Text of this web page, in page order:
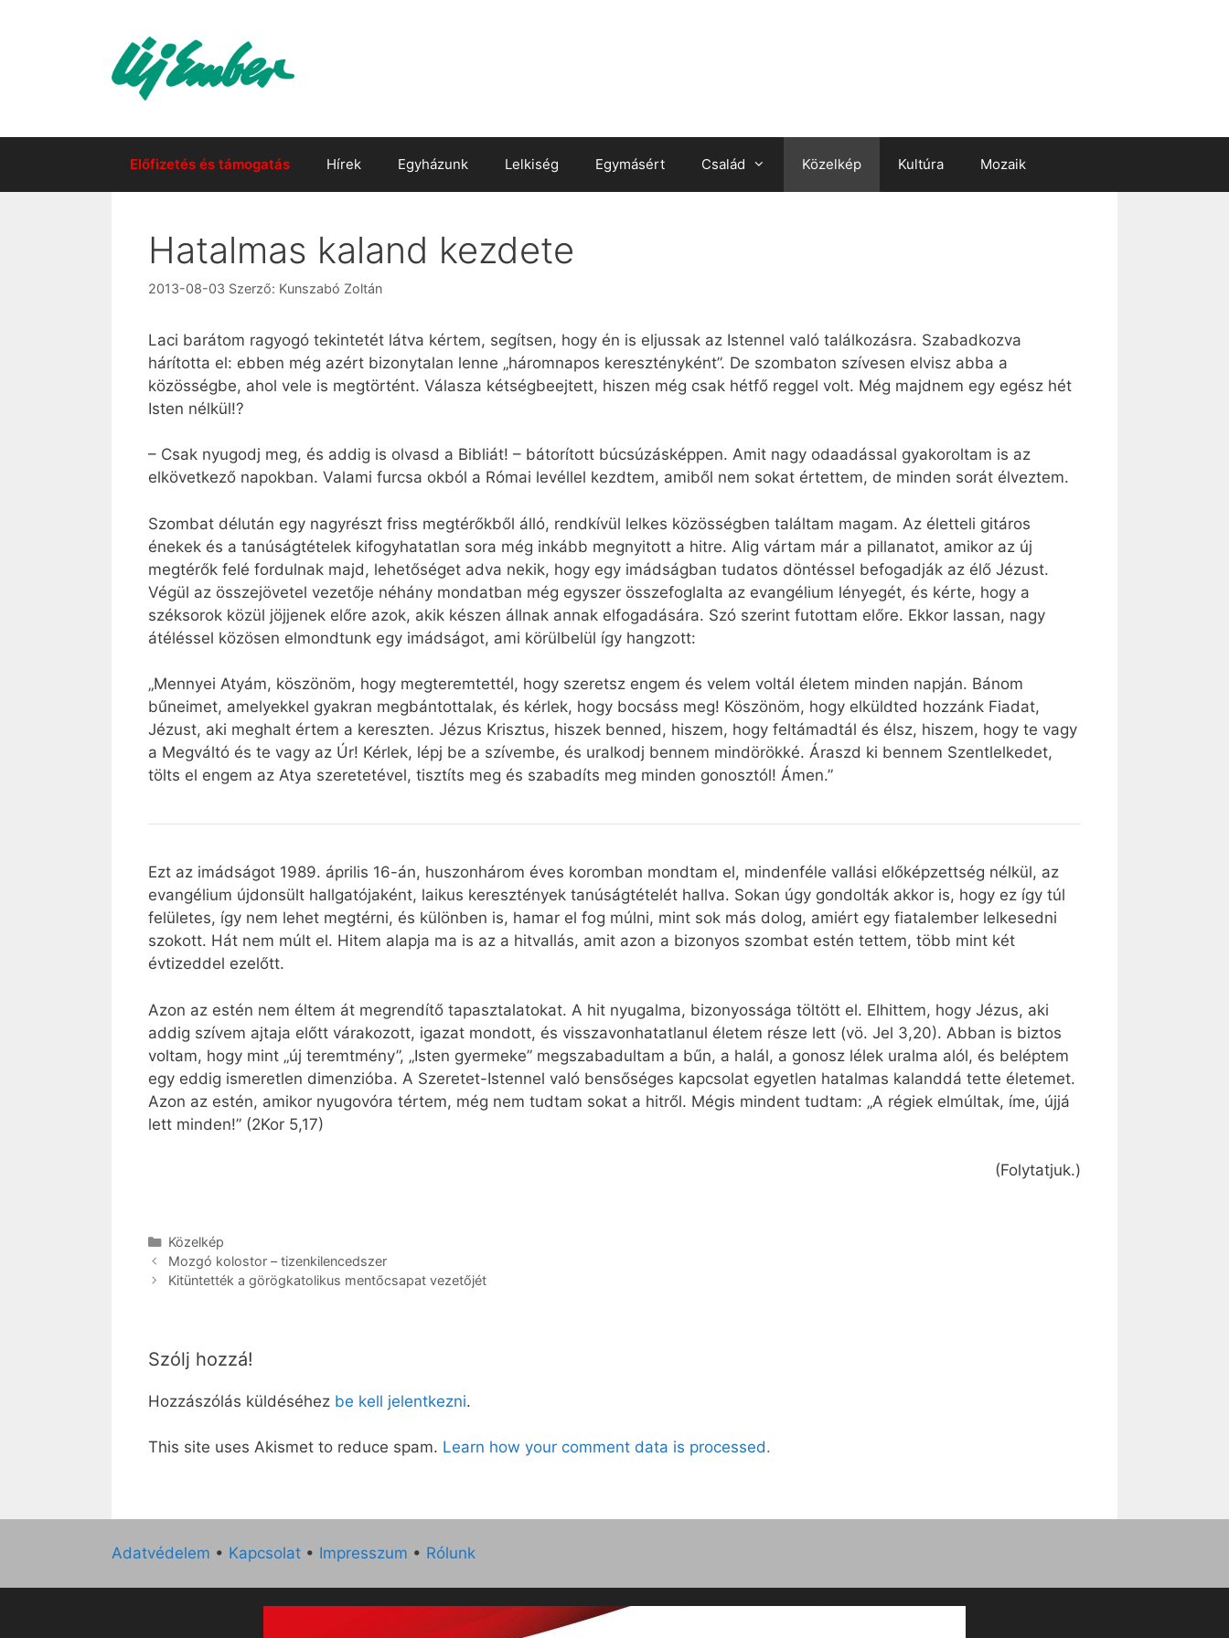
Előfizetés és támogatás Hírek Egyházunk Lelkiség Egymásért Család Közelkép Kultúra Mozaik
Hatalmas kaland kezdete
2013-08-03 Szerző: Kunszabó Zoltán
Laci barátom ragyogó tekintetét látva kértem, segítsen, hogy én is eljussak az Istennel való találkozásra. Szabadkozva
hárította el: ebben még azért bizonytalan lenne „háromnapos keresztényként”. De szombaton szívesen elvisz abba a
közösségbe, ahol vele is megtörtént. Válasza kétségbeejtett, hiszen még csak hétfő reggel volt. Még majdnem egy egész hét
Isten nélkül!?
– Csak nyugodj meg, és addig is olvasd a Bibliát! – bátorított búcsúzásképpen. Amit nagy odaadással gyakoroltam is az
elkövetkező napokban. Valami furcsa okból a Római levéllel kezdtem, amiből nem sokat értettem, de minden sorát élveztem.
Szombat délután egy nagyrészt friss megtérőkből álló, rendkívül lelkes közösségben találtam magam. Az életteli gitáros
énekek és a tanúságtételek kifogyhatatlan sora még inkább megnyitott a hitre. Alig vártam már a pillanatot, amikor az új
megtérők felé fordulnak majd, lehetőséget adva nekik, hogy egy imádságban tudatos döntéssel befogadják az élő Jézust.
Végül az összejövetel vezetője néhány mondatban még egyszer összefoglalta az evangélium lényegét, és kérte, hogy a
széksorok közül jöjjenek előre azok, akik készen állnak annak elfogadására. Szó szerint futottam előre. Ekkor lassan, nagy
átéléssel közösen elmondtunk egy imádságot, ami körülbelül így hangzott:
„Mennyei Atyám, köszönöm, hogy megteremtettél, hogy szeretsz engem és velem voltál életem minden napján. Bánom
bűneimet, amelyekkel gyakran megbántottalak, és kérlek, hogy bocsáss meg! Köszönöm, hogy elküldted hozzánk Fiadat,
Jézust, aki meghalt értem a kereszten. Jézus Krisztus, hiszek benned, hiszem, hogy feltámadtál és élsz, hiszem, hogy te vagy
a Megváltó és te vagy az Úr! Kérlek, lépj be a szívembe, és uralkodj bennem mindörökké. Áraszd ki bennem Szentlelkedet,
tölts el engem az Atya szeretetével, tisztíts meg és szabadíts meg minden gonosztól! Ámen.”
Ezt az imádságot 1989. április 16-án, huszonhárom éves koromban mondtam el, mindenféle vallási előképzettség nélkül, az
evangélium újdonsült hallgatójaként, laikus keresztények tanúságtételét hallva. Sokan úgy gondolták akkor is, hogy ez így túl
felületes, így nem lehet megtérni, és különben is, hamar el fog múlni, mint sok más dolog, amiért egy fiatalember lelkesedni
szokott. Hát nem múlt el. Hitem alapja ma is az a hitvallás, amit azon a bizonyos szombat estén tettem, több mint két
évtizeddel ezelőtt.
Azon az estén nem éltem át megrendítő tapasztalatokat. A hit nyugalma, bizonyossága töltött el. Elhittem, hogy Jézus, aki
addig szívem ajtaja előtt várakozott, igazat mondott, és visszavonhatatlanul életem része lett (vö. Jel 3,20). Abban is biztos
voltam, hogy mint „új teremtmény”, „Isten gyermeke” megszabadultam a bűn, a halál, a gonosz lélek uralma alól, és beléptem
egy eddig ismeretlen dimenzióba. A Szeretet-Istennel való bensőséges kapcsolat egyetlen hatalmas kalanddá tette életemet.
Azon az estén, amikor nyugovóra tértem, még nem tudtam sokat a hitről. Mégis mindent tudtam: „A régiek elmúltak, íme, újjá
lett minden!” (2Kor 5,17)
(Folytatjuk.)
Kategória
Közelkép
Mozgó kolostor – tizenkilencedszer
Kitüntették a görögkatolikus mentőcsapat vezetőjét
Szólj hozzá!
Hozzászólás küldéséhez be kell jelentkezni.
This site uses Akismet to reduce spam. Learn how your comment data is processed.
Adatvédelem • Kapcsolat • Impresszum • Rólunk